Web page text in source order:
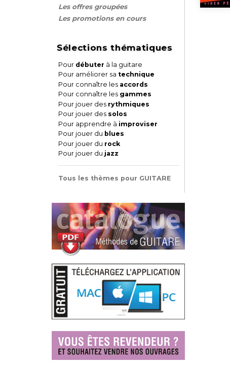
Les offres groupées
Les promotions en cours
Sélections thématiques
Pour débuter à la guitare
Pour améliorer sa technique
Pour connaître les accords
Pour connaître les gammes
Pour jouer des rythmiques
Pour jouer des solos
Pour apprendre à improviser
Pour jouer du blues
Pour jouer du rock
Pour jouer du jazz
Tous les thèmes pour GUITARE